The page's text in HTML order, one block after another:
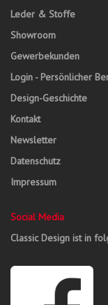
Leder & Stoffe
Showroom
Gewerbekunden
Login - Persönlicher
Design-Geschichte
Kontakt
Newsletter
Datenschutz
Impressum
Social Media
Classic Design ist in